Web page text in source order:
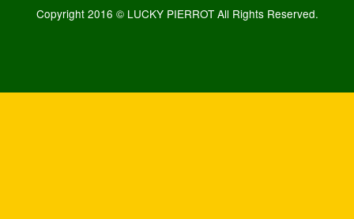
Copyright 2016 © LUCKY PIERROT All Rights Reserved.